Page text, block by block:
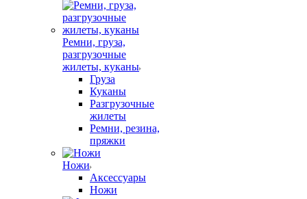
Ремни, груза,
разгрузочные
жилеты, куканы
Груза
Куканы
Разгрузочные
жилеты
Ремни, резина,
пряжки
Ножи
Аксессуары
Ножи